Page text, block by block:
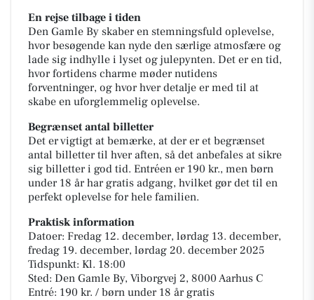
En rejse tilbage i tiden
Den Gamle By skaber en stemningsfuld oplevelse,
hvor besøgende kan nyde den særlige atmosfære og
lade sig indhylle i lyset og julepynten. Det er en tid,
hvor fortidens charme møder nutidens
forventninger, og hvor hver detalje er med til at
skabe en uforglemmelig oplevelse.
Begrænset antal billetter
Det er vigtigt at bemærke, at der er et begrænset
antal billetter til hver aften, så det anbefales at sikre
sig billetter i god tid. Entréen er 190 kr., men børn
under 18 år har gratis adgang, hvilket gør det til en
perfekt oplevelse for hele familien.
Praktisk information
Datoer: Fredag 12. december, lørdag 13. december,
fredag 19. december, lørdag 20. december 2025
Tidspunkt: Kl. 18:00
Sted: Den Gamle By, Viborgvej 2, 8000 Aarhus C
Entré: 190 kr. / børn under 18 år gratis